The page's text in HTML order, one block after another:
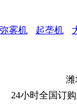
弥雾机 起垄机
24小时全国订